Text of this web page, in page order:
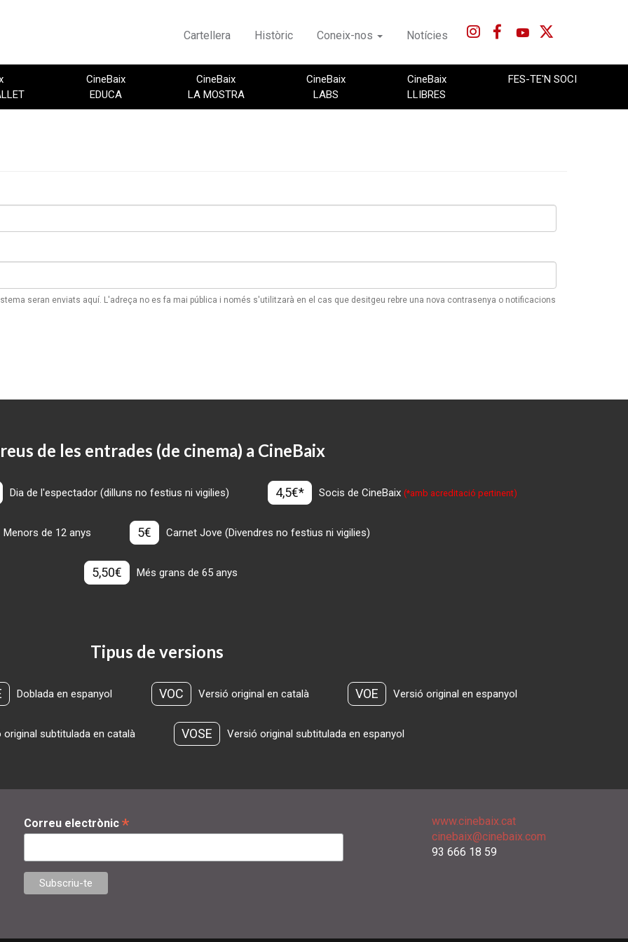
Cartellera Històric Coneix-nos Notícies
CineBaix
EDUCA
CineBaix
LA MOSTRA
CineBaix
LABS
CineBaix
LLIBRES
FES-TE'N SOCI
seran enviats aquí. L'adreça no es fa mai pública i només s'utilitzarà en el cas que desitgeu rebre una nova contrasenya o notificacions
de les entrades (de cinema) a CineBaix
Dia de l'espectador (dilluns no festius ni vigilies) 4,5€* Socis de CineBaix(*amb acreditació pertinent)
Menors de 12 anys 5€ Carnet Jove (Divendres no festius ni vigilies)
5,50€ Més grans de 65 anys
Tipus de versions
Doblada en espanyol VOC Versió original en català VOE Versió original en espanyol
original subtitulada en català VOSE Versió original subtitulada en espanyol
Correu electrònic *
www.cinebaix.cat
cinebaix@cinebaix.com
93 666 18 59